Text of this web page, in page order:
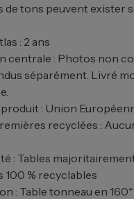
de tons peuvent exister
: 2 ans
centrale : Photos non
séparément. Livré
: Union
recyclées :
: Tables
100 % recyclables
: Table tonneau en